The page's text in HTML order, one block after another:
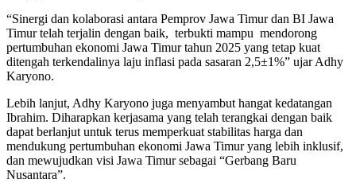
“Sinergi dan kolaborasi antara Pemprov Jawa Timur dan BI Jawa
Timur telah terjalin dengan baik, terbukti mampu mendorong
pertumbuhan ekonomi Jawa Timur tahun 2025 yang tetap kuat
ditengah terkendalinya laju inflasi pada sasaran 2,5±1%” ujar Adhy
Karyono.
Lebih lanjut, Adhy Karyono juga menyambut hangat kedatangan
Ibrahim. Diharapkan kerjasama yang telah terangkai dengan baik
dapat berlanjut untuk terus memperkuat stabilitas harga dan
mendukung pertumbuhan ekonomi Jawa Timur yang lebih inklusif,
dan mewujudkan visi Jawa Timur sebagai “Gerbang Baru
Nusantara”.